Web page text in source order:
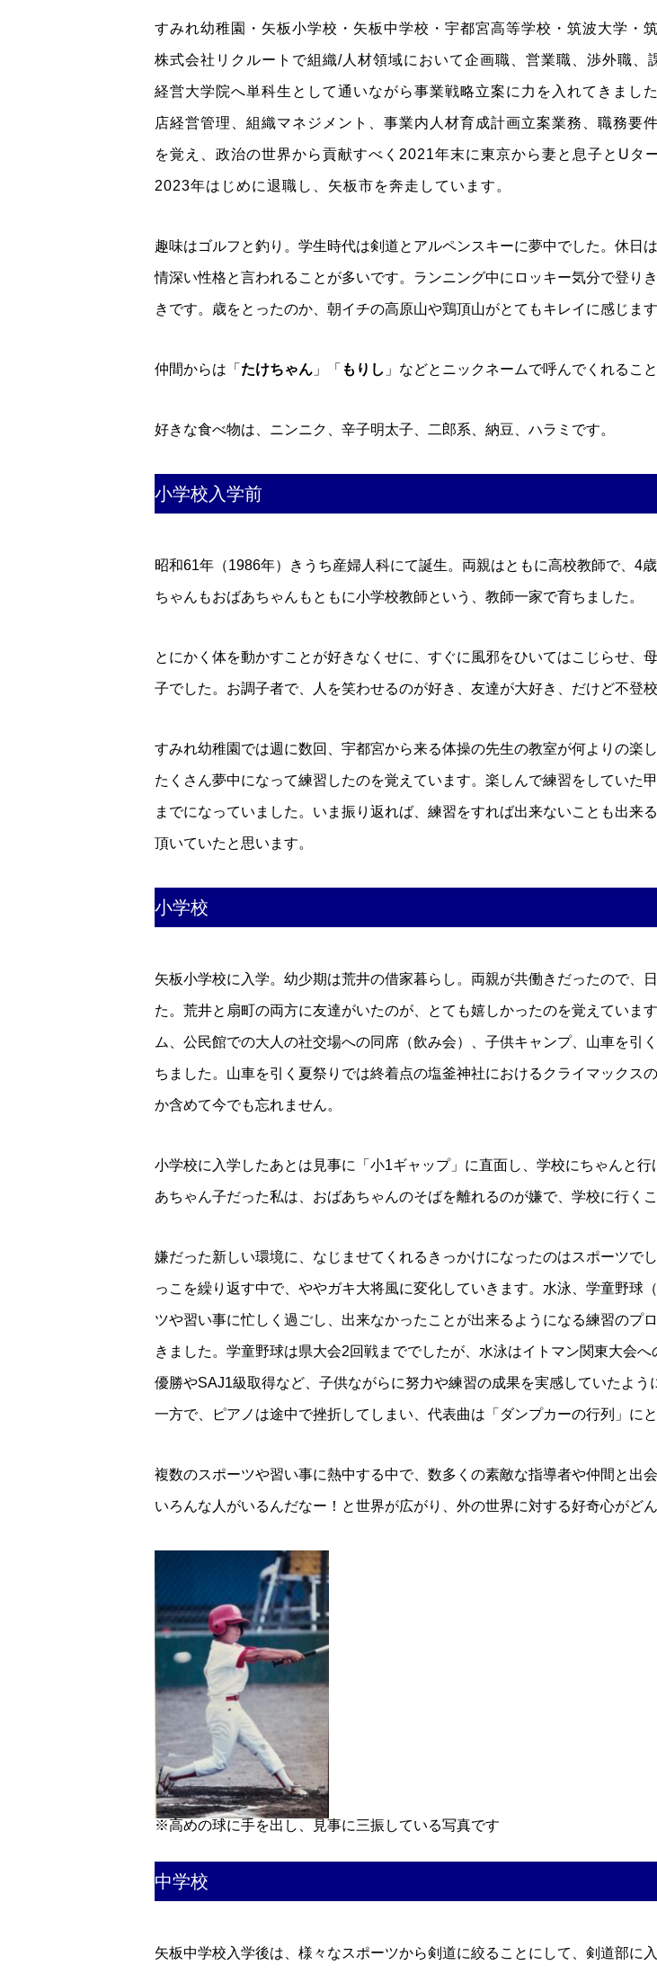
すみれ幼稚園・矢板小学校・矢板中学校・宇都宮高等学校・筑波大学・
株式会社リクルートで組織/人材領域において企画職、営業職、渉外職、
経営大学院へ単科生として通いながら事業戦略立案に力を入れてきまし
店経営管理、組織マネジメント、事業内人材育成計画立案業務、職務要
を覚え、政治の世界から貢献すべく2021年末に東京から妻と息子とUタ
2023年はじめに退職し、矢板市を奔走しています。
趣味はゴルフと釣り。学生時代は剣道とアルペンスキーに夢中でした。休日
情深い性格と言われることが多いです。ランニング中にロッキー気分で登り
きです。歳をとったのか、朝イチの高原山や鶏頂山がとてもキレイに感じます
仲間からは「 たけちゃん 」「 もりし 」などとニックネームで呼んでくれるこ
好きな食べ物は、ニンニク、辛子明太子、二郎系、納豆、ハラミです。
小学校入学前
昭和61年（1986年）きうち産婦人科にて誕生。両親はともに高校教師で、4
ちゃんもおばあちゃんもともに小学校教師という、教師一家で育ちました。
とにかく体を動かすことが好きなくせに、すぐに風邪をひいてはこじらせ、
子でした。お調子者で、人を笑わせるのが好き、友達が大好き、だけど不登
すみれ幼稚園では週に数回、宇都宮から来る体操の先生の教室が何よりの楽
たくさん夢中になって練習したのを覚えています。楽しんで練習をしていた
までになっていました。いま振り返れば、練習をすれば出来ないことも出来
頂いていたと思います。
小学校
矢板小学校に入学。幼少期は荒井の借家暮らし。両親が共働きだったので、
た。荒井と扇町の両方に友達がいたのが、とても嬉しかったのを覚えていま
ム、公民館での大人の社交場への同席（飲み会）、子供キャンプ、山車を引
ちました。山車を引く夏祭りでは終着点の塩釜神社におけるクライマックス
か含めて今でも忘れません。
小学校に入学したあとは見事に「小1ギャップ」に直面し、学校にちゃんと
あちゃん子だった私は、おばあちゃんのそばを離れるのが嫌で、学校に行く
嫌だった新しい環境に、なじませてくれるきっかけになったのはスポーツで
っこを繰り返す中で、ややガキ大将風に変化していきます。水泳、学童野球
ツや習い事に忙しく過ごし、出来なかったことが出来るようになる練習のプ
きました。学童野球は県大会2回戦まででしたが、水泳はイトマン関東大会
優勝やSAJ1級取得など、子供ながらに努力や練習の成果を実感していたよ
一方で、ピアノは途中で挫折してしまい、代表曲は「ダンプカーの行列」に
複数のスポーツや習い事に熱中する中で、数多くの素敵な指導者や仲間と出
いろんな人がいるんだなー！と世界が広がり、外の世界に対する好奇心がど
※高めの球に手を出し、見事に三振している写真です
中学校
矢板中学校入学後は、様々なスポーツから剣道に絞ることにして、剣道部に